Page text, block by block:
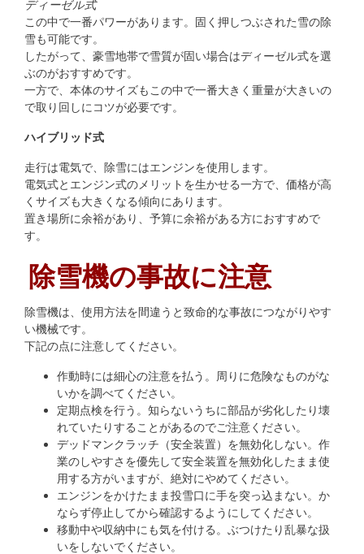
ディーゼル式
この中で一番パワーがあります。固く押しつぶされた雪の除
雪も可能です。
したがって、豪雪地帯で雪質が固い場合はディーゼル式を選
ぶのがおすすめです。
一方で、本体のサイズもこの中で一番大きく重量が大きいの
で取り回しにコツが必要です。
ハイブリッド式
走行は電気で、除雪にはエンジンを使用します。
電気式とエンジン式のメリットを生かせる一方で、価格が高
くサイズも大きくなる傾向にあります。
置き場所に余裕があり、予算に余裕がある方におすすめで
す。
除雪機の事故に注意
除雪機は、使用方法を間違うと致命的な事故につながりやす
い機械です。
下記の点に注意してください。
作動時には細心の注意を払う。周りに危険なものがな
いかを調べてください。
定期点検を行う。知らないうちに部品が劣化したり壊
れていたりすることがあるのでご注意ください。
デッドマンクラッチ（安全装置）を無効化しない。作
業のしやすさを優先して安全装置を無効化したまま使
用する方がいますが、絶対にやめてください。
エンジンをかけたまま投雪口に手を突っ込まない。か
ならず停止してから確認するようにしてください。
移動中や収納中にも気を付ける。ぶつけたり乱暴な扱
いをしないでください。